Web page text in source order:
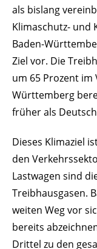
als bislang
Klimaschutz- und
Baden-
Ziel vor. Die
um 65 Prozent im
Württemberg
früher als
Dieses Klimaziel
den
Lastwagen sind
Treibhausgasen.
weiten Weg vor
bereits
Drittel zu den